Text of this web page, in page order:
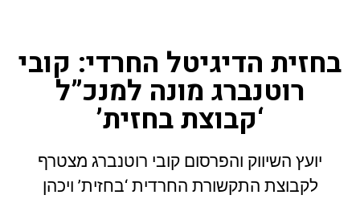
בחזית הדיגיטל החרדי: קובי
רוטנברג מונה למנכ”ל
‘קבוצת בחזית’
יועץ השיווק והפרסום קובי רוטנברג מצטרף
לקבוצת התקשורת החרדית ‘בחזית’ ויכהן